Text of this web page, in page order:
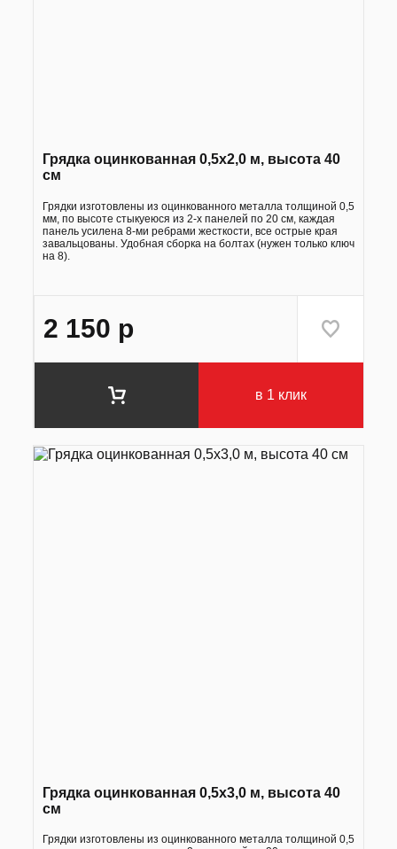
Грядка оцинкованная 0,5х2,0 м, высота 40
см
Грядки изготовлены из оцинкованного металла толщиной 0,5
мм, по высоте стыкуеюся из 2-х панелей по 20 см, каждая
панель усилена 8-ми ребрами жесткости, все острые края
завальцованы. Удобная сборка на болтах (нужен только ключ
на 8).
2 150 р
в 1 клик
Грядка оцинкованная 0,5х3,0 м, высота 40
см
Грядки изготовлены из оцинкованного металла толщиной 0,5